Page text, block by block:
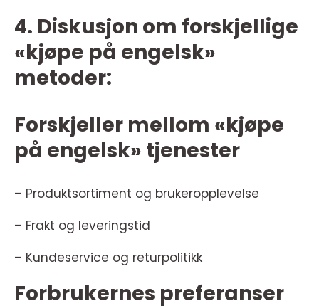
4. Diskusjon om forskjellige
«kjøpe på engelsk»
metoder:
Forskjeller mellom «kjøpe
på engelsk» tjenester
– Produktsortiment og brukeropplevelse
– Frakt og leveringstid
– Kundeservice og returpolitikk
Forbrukernes preferanser